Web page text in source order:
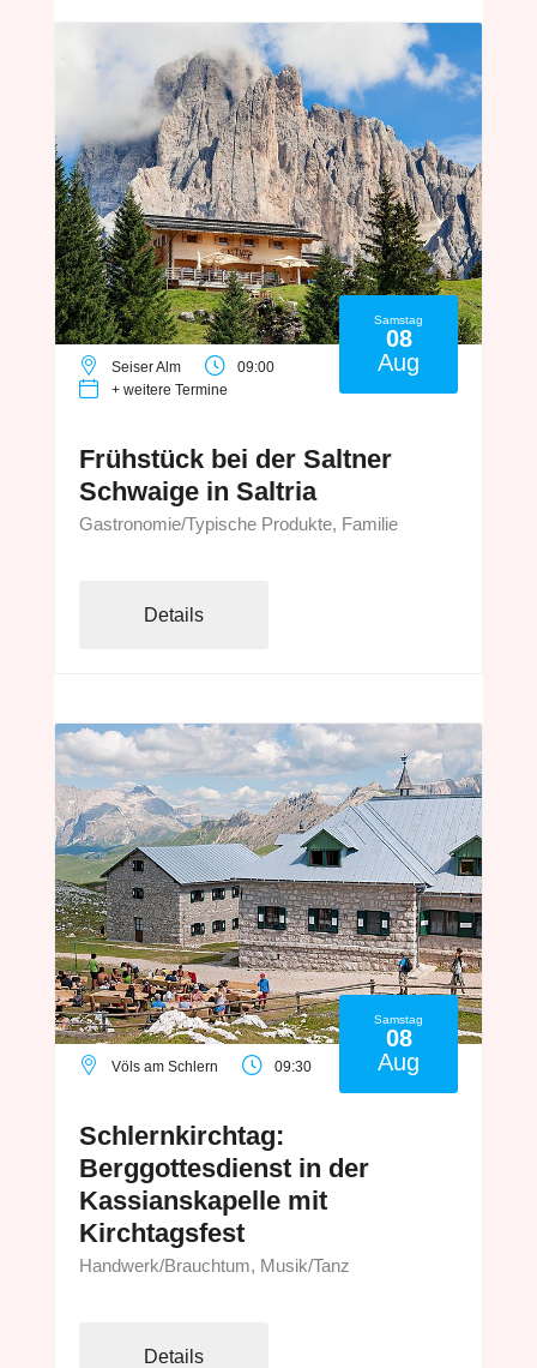
Samstag
08
Aug
Seiser Alm
09:00
+ weitere Termine
Frühstück bei der Saltner
Schwaige in Saltria
Gastronomie/Typische Produkte, Familie
Details
Samstag
08
Aug
Völs am Schlern 09:30
Schlernkirchtag:
Berggottesdienst in der
Kassianskapelle mit
Kirchtagsfest
Handwerk/Brauchtum, Musik/Tanz
Details